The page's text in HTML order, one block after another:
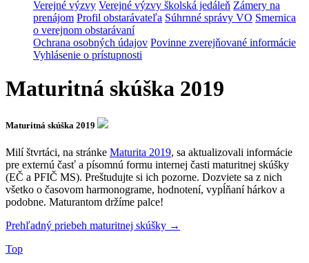
Verejné výzvy Verejné výzvy školská jedáleň Zámery na
prenájom Profil obstarávateľa Súhrnné správy VO Smernica
o verejnom obstarávaní
Ochrana osobných údajov Povinne zverejňované informácie
Vyhlásenie o prístupnosti
Maturitná skúška 2019
Maturitná skúška 2019
Milí štvrtáci, na stránke Maturita 2019, sa aktualizovali informácie
pre externú časť a písomnú formu internej časti maturitnej skúšky
(EČ a PFIČ MS). Preštudujte si ich pozorne. Dozviete sa z nich
všetko o časovom harmonograme, hodnotení, vypĺňaní hárkov a
podobne. Maturantom držíme palce!
Prehľadný priebeh maturitnej skúšky →
Top